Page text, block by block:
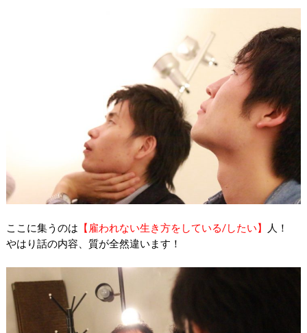
ここに集うのは 【雇われない生き方をしている/したい】
人！
やはり話の内容、質が全然違います！